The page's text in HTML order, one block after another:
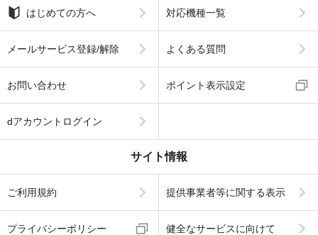
はじめての方へ 対応機種一覧
メールサービス登録/解除 よくある質問
お問い合わせ ポイント表示設定
dアカウントログイン
サイト情報
ご利用規約 提供事業者等に関する表示
プライバシーポリシー 健全なサービスに向けて